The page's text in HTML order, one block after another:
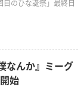
のひな誕祭」最終日
なんか』ミーグ
始